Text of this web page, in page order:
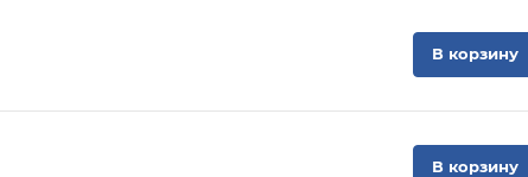
В корзину
В корзину